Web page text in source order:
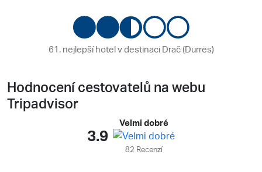
61. nejlepší hotel v destinaci Drač (Durrës)
Hodnocení cestovatelů na webu
Tripadvisor
3.9
Velmi dobré
82 Recenzí